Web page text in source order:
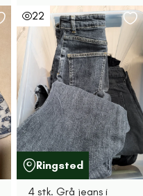
22
Ringsted
4 stk. Grå jeans i